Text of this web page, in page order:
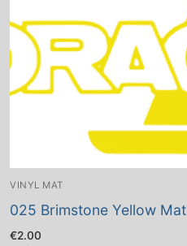
VINYL MAT
025 Brimstone Yellow Mat
€2.00